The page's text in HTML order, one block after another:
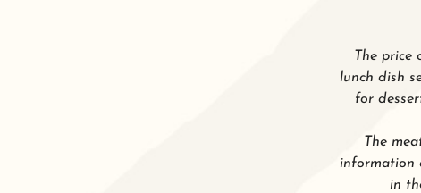
The price
lunch dish
for
The
information
in